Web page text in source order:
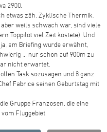
2900.
etwas zäh. Zyklische Thermik,
weils schwach war, sind viele
Toppilot viel Zeit kostete). Und
am Briefing wurde erwähnt,
... nur schon auf 900m zu
nicht erwartet.
Task sozusagen und 8 ganz
Fabrice seinen Geburtstag mit
Gruppe Franzosen, die eine
Fluggebiet.